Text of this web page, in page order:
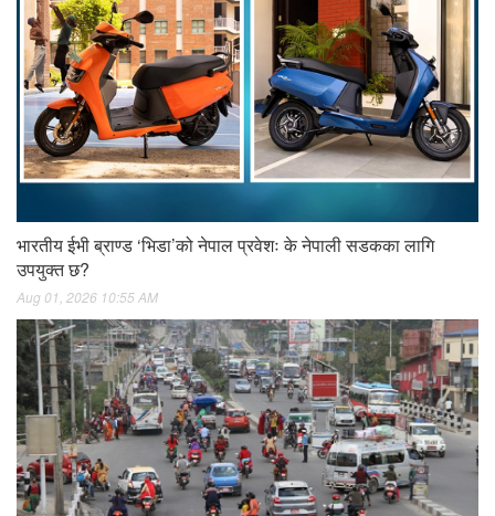
भारतीय ईभी ब्राण्ड ‘भिडा’को नेपाल प्रवेशः के नेपाली सडकका लागि
उपयुक्त छ?
Aug 01, 2026 10:55 AM